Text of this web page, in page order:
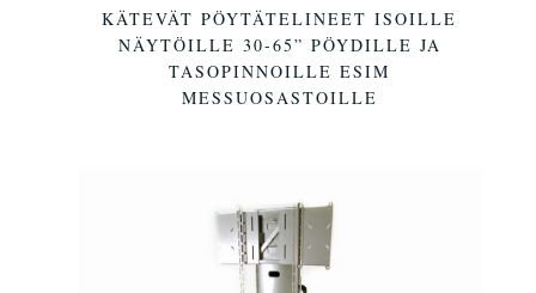
KÄTEVÄT PÖYTÄTELINEET ISOILLE
NÄYTÖILLE 30-65” PÖYDILLE JA
TASOPINNOILLE ESIM
MESSUOSASTOILLE